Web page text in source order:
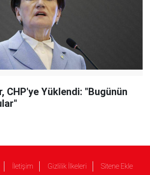
CHP'ye Yüklendi: "Bugünün
İletişim Gizlilik İlkeleri Sitene Ekle